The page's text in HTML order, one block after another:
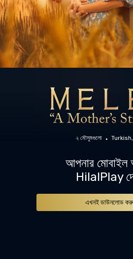
২ মৌসুমগুলো Turkish
আপনার মোবাইল
HilalPlay
এখনই ডাউনলোড